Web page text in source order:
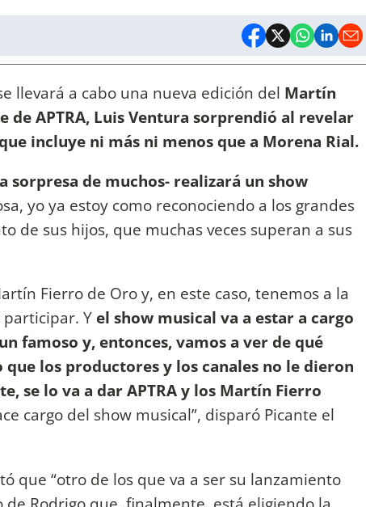
llevará a cabo una nueva edición del Martín
de APTRA, Luis Ventura sorprendió al revelar
incluye ni más ni menos que a Morena Rial.
sorpresa de muchos- realizará un show
yo ya estoy como reconociendo a los grandes
de sus hijos, que muchas veces superan a sus
Fierro de Oro y, en este caso, tenemos a la
participar. Y el show musical va a estar a cargo
famoso y, entonces, vamos a ver de qué
que los productores y los canales no le dieron
se lo va a dar APTRA y los Martín Fierro
cargo del show musical”, disparó Picante el
que “otro de los que va a ser su lanzamiento